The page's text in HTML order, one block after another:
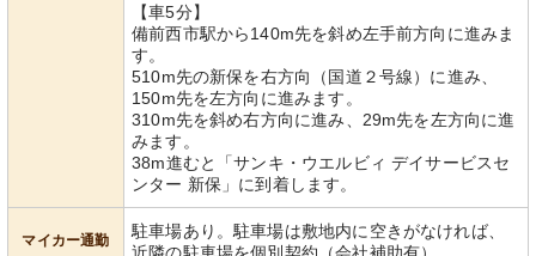
【車5分】
備前西市駅から140m先を斜め左手前方向に進みま
す。
510m先の新保を右方向（国道２号線）に進み、
150m先を左方向に進みます。
310m先を斜め右方向に進み、29m先を左方向に進
みます。
38m進むと「サンキ・ウエルビィ デイサービスセ
ンター 新保」に到着します。
マイカー通勤
駐車場あり。駐車場は敷地内に空きがなければ、